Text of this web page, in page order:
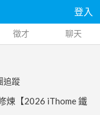
登入
徵才 聊天
追蹤
煉【2026 iThome 鐵